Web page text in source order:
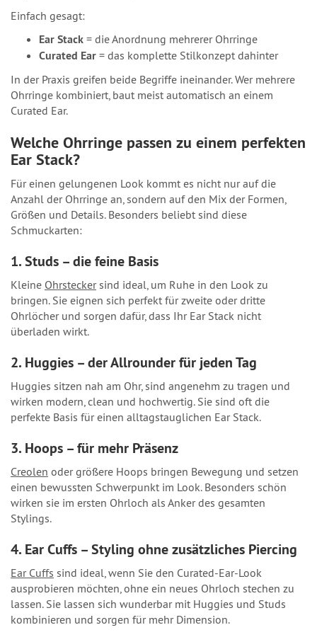
Einfach gesagt:
Ear Stack = die Anordnung mehrerer Ohrringe
Curated Ear = das komplette Stilkonzept dahinter
In der Praxis greifen beide Begriffe ineinander. Wer mehrere
Ohrringe kombiniert, baut meist automatisch an einem
Curated Ear.
Welche Ohrringe passen zu einem perfekten
Ear Stack?
Für einen gelungenen Look kommt es nicht nur auf die
Anzahl der Ohrringe an, sondern auf den Mix der Formen,
Größen und Details. Besonders beliebt sind diese
Schmuckarten:
1. Studs – die feine Basis
Kleine Ohrsteckersind ideal, um Ruhe in den Look zu
bringen. Sie eignen sich perfekt für zweite oder dritte
Ohrlöcher und sorgen dafür, dass Ihr Ear Stack nicht
überladen wirkt.
2. Huggies – der Allrounder für jeden Tag
Huggies sitzen nah am Ohr, sind angenehm zu tragen und
wirken modern, clean und hochwertig. Sie sind oft die
perfekte Basis für einen alltagstauglichen Ear Stack.
3. Hoops – für mehr Präsenz
Creolen oder größere Hoops bringen Bewegung und setzen
einen bewussten Schwerpunkt im Look. Besonders schön
wirken sie im ersten Ohrloch als Anker des gesamten
Stylings.
4. Ear Cuffs – Styling ohne zusätzliches Piercing
Ear Cuffs sind ideal, wenn Sie den Curated-Ear-Look
ausprobieren möchten, ohne ein neues Ohrloch stechen zu
lassen. Sie lassen sich wunderbar mit Huggies und Studs
kombinieren und sorgen für mehr Dimension.